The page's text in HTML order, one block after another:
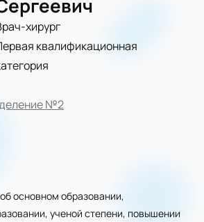
хирург
квалификационная
№2
основном образовании,
ученой степени, повышении